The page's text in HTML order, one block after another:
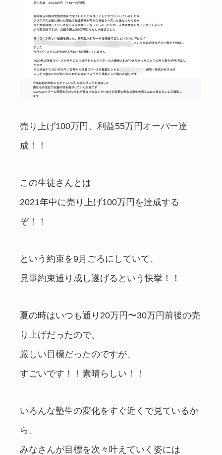
売り上げ100万円、利益55万円オーバー達
成！！
この生徒さんとは
2021年中に売り上げ100万円を達成する
ぞ！！
という約束を9月ごろにしていて、
見事約束通り成し遂げるという快挙！！
夏の時はいつも通り20万円〜30万円前後の売
り上げだったので、
厳しい目標だったのですが、
すごいです！！素晴らしい！！
いろんな塾生の変化をすぐ近くで見ているか
ら、
みなさんが目標を次々叶えていく姿には